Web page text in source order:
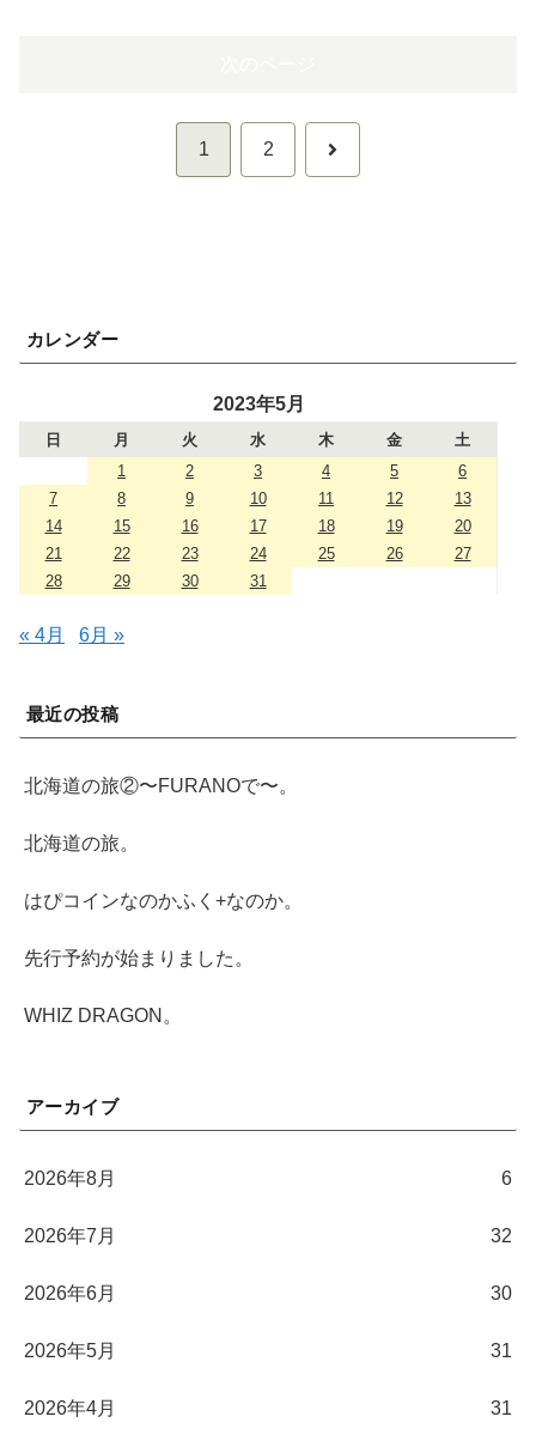
1 2 次
カレンダー
2023年5月
日 月 火 水 木 金
土
1
2 3 4 5
6
7
8 9 10 11 12
13
14
15 16 17 18 19
20
21
22 23 24 25 26
27
28
29 30 31
« 4月 6月 »
最近の投稿
北海道の旅②〜FURANOで〜。
北海道の旅。
はぴコインなのかふく+なのか。
先行予約が始まりました。
WHIZ DRAGON。
アーカイブ
2026年8月 6
2026年7月 32
2026年6月 30
2026年5月 31
2026年4月 31